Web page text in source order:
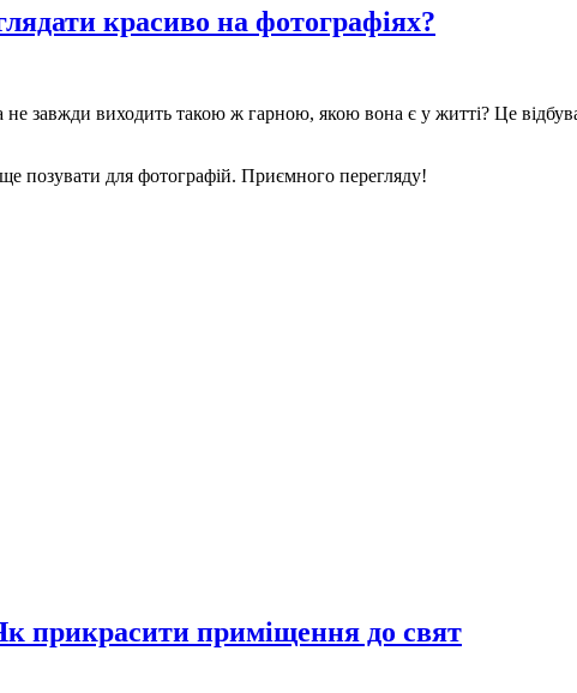
красиво на фотографіях?
завжди виходить такою ж гарною, якою вона є у житті? Це
позувати для фотографій. Приємного перегляду!
прикрасити приміщення до свят